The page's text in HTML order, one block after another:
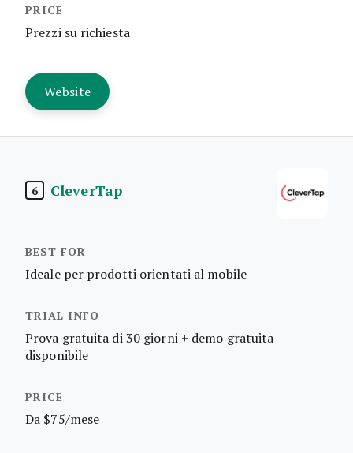
Prezzi su richiesta
Website
6 CleverTap
Ideale per prodotti orientati al mobile
Prova gratuita di 30 giorni + demo gratuita
disponibile
Da $75/mese